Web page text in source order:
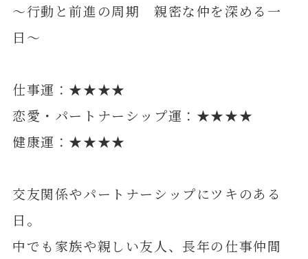
～行動と前進の周期 親密な仲を深める一
日～
仕事運：★★★★
恋愛・パートナーシップ運：★★★★
健康運：★★★★
交友関係やパートナーシップにツキのある
日。
中でも家族や親しい友人、長年の仕事仲間